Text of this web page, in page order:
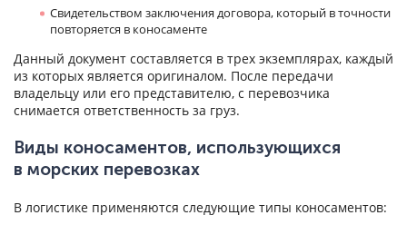
Свидетельством заключения договора, который в точности
повторяется в коносаменте
Данный документ составляется в трех экземплярах, каждый
из которых является оригиналом. После передачи
владельцу или его представителю, с перевозчика
снимается ответственность за груз.
Виды коносаментов, использующихся
в морских перевозках
В логистике применяются следующие типы коносаментов: